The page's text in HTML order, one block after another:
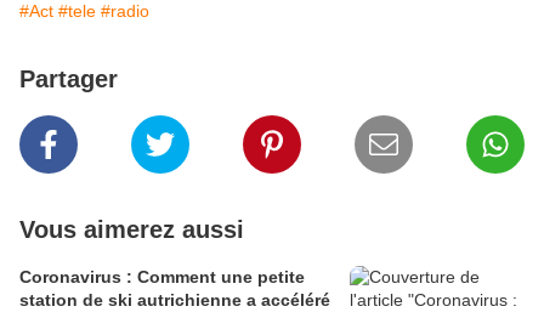
#Act #tele #radio
Partager
Vous aimerez aussi
Coronavirus : Comment une petite
station de ski autrichienne a accéléré